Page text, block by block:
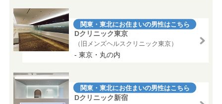
関東・東北にお住まいの男性はこちら
Dクリニック東京
（旧メンズヘルスクリニック東京）
- 東京・丸の内
関東・東北にお住まいの男性はこちら
Dクリニック新宿